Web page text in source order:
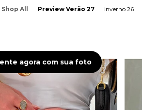
Shop All Preview Verão 27 Inverno 26
agora com sua foto